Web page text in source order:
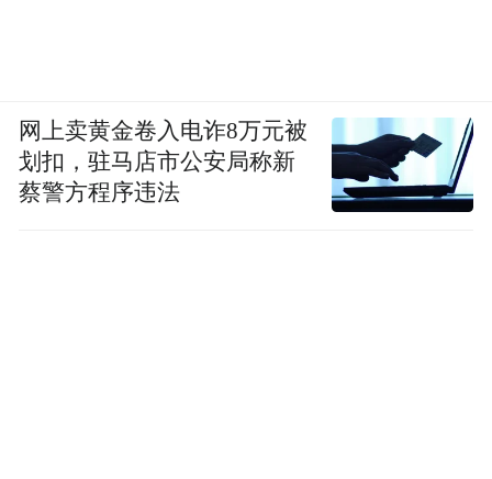
网上卖黄金卷入电诈8万元被
划扣，驻马店市公安局称新
蔡警方程序违法